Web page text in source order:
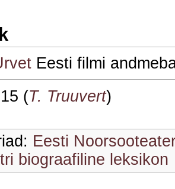
Eesti filmi
(T. Truuvert)
Eesti
biograafiline leksikon